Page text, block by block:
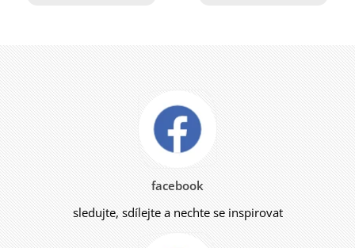
facebook
sledujte, sdílejte a nechte se inspirovat